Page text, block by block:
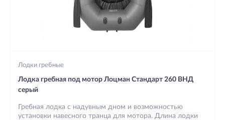
Лодки гребные
Лодка гребная под мотор Лоцман Стандарт 260 ВНД
серый
Гребная лодка с надувным дном и возможностью
установки навесного транца для мотора. Длина лодки